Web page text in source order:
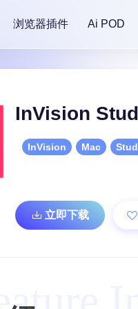
浏览器插件 Ai POD
InVision
InVision Mac
立即下载